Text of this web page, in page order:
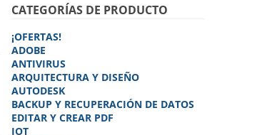
CATEGORÍAS DE PRODUCTO
¡OFERTAS!
ADOBE
ANTIVIRUS
ARQUITECTURA Y DISEÑO
AUTODESK
BACKUP Y RECUPERACIÓN DE DATOS
EDITAR Y CREAR PDF
IOT